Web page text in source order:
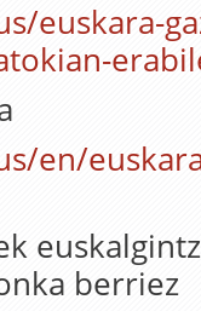
euskara-
en/
berriez